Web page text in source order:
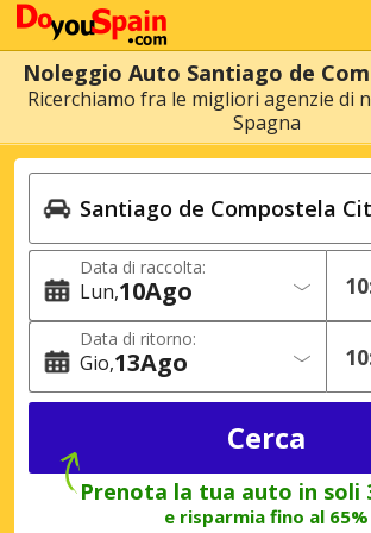
Noleggio Auto Santiago de
Ricerchiamo fra le migliori agenzie di
Spagna
Data di raccolta:
Lun 10Ago
Data di ritorno:
Gio 13Ago
Prenota la tua auto in soli
e risparmia fino al 65%